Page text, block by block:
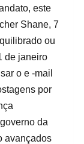
este
Shane, 7
ou
de janeiro
o e -mail
por
da
avançados